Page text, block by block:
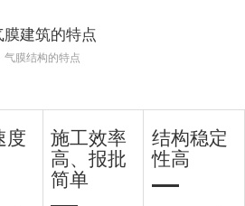
膜建筑的特点
气膜结构的特点
度 施工效率
高、报批
简单
结构稳定
性高